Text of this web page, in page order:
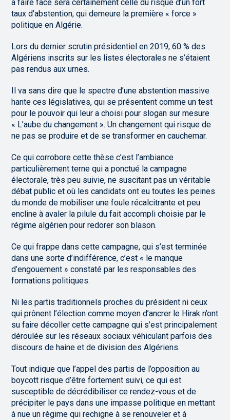
à faire face sera certainement celle du risque d’un fort
taux d’abstention, qui demeure la première « force »
politique en Algérie.
Lors du dernier scrutin présidentiel en 2019, 60 % des
Algériens inscrits sur les listes électorales ne s’étaient
pas rendus aux urnes.
Il va sans dire que le spectre d’une abstention massive
hante ces législatives, qui se présentent comme un test
pour le pouvoir qui leur a choisi pour slogan sur mesure
« L’aube du changement ». Un changement qui risque de
ne pas se produire et de se transformer en cauchemar.
Ce qui corrobore cette thèse c’est l’ambiance
particulièrement terne qui a ponctué la campagne
électorale, très peu suivie, ne suscitant pas un véritable
débat public et où les candidats ont eu toutes les peines
du monde de mobiliser une foule récalcitrante et peu
encline à avaler la pilule du fait accompli choisie par le
régime algérien pour redorer son blason.
Ce qui frappe dans cette campagne, qui s’est terminée
dans une sorte d’indifférence, c’est « le manque
d’engouement » constaté par les responsables des
formations politiques.
Ni les partis traditionnels proches du président ni ceux
qui prônent l’élection comme moyen d’ancrer le Hirak n’ont
su faire décoller cette campagne qui s’est principalement
déroulée sur les réseaux sociaux véhiculant parfois des
discours de haine et de division des Algériens.
Tout indique que l’appel des partis de l’opposition au
boycott risque d’être fortement suivi, ce qui est
susceptible de décrédibiliser ce rendez-vous et de
précipiter le pays dans une impasse politique en mettant
à nue un régime qui rechigne à se renouveler et à